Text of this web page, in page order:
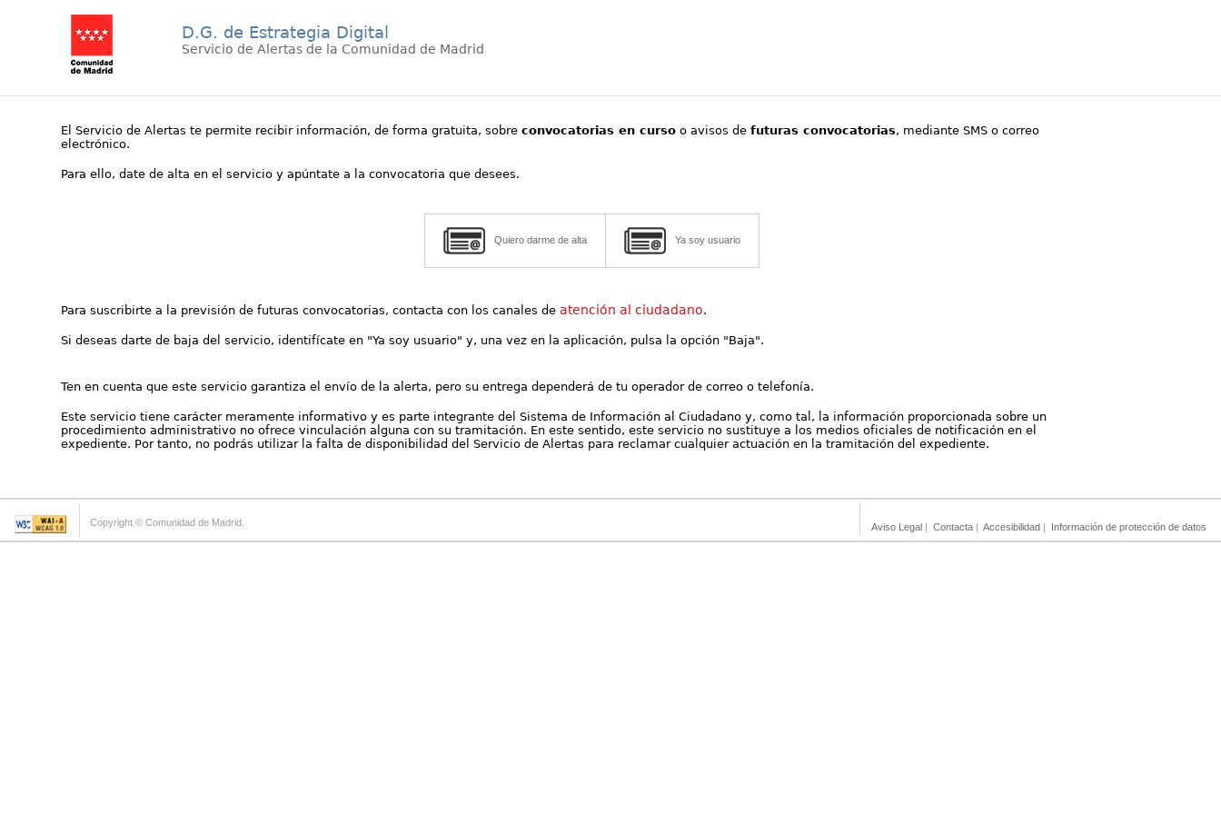
D.G. de Estrategia Digital
Servicio de Alertas de la Comunidad de Madrid
El Servicio de Alertas te permite recibir información, de forma gratuita, sobreconvocatorias en curso o avisos defuturas convocatorias, mediante SMS o correo
electrónico.
Para ello, date de alta en el servicio y apúntate a la convocatoria que desees.
Quiero darme de alta Ya soy usuario
Para suscribirte a la previsión de futuras convocatorias, contacta con los canales deatención al ciudadano.
Si deseas darte de baja del servicio, identifícate en "Ya soy usuario" y, una vez en la aplicación, pulsa la opción "Baja".
Ten en cuenta que este servicio garantiza el envío de la alerta, pero su entrega dependerá de tu operador de correo o telefonía.
Este servicio tiene carácter meramente informativo y es parte integrante del Sistema de Información al Ciudadano y, como tal, la información proporcionada sobre un
procedimiento administrativo no ofrece vinculación alguna con su tramitación. En este sentido, este servicio no sustituye a los medios oficiales de notificación en el
expediente. Por tanto, no podrás utilizar la falta de disponibilidad del Servicio de Alertas para reclamar cualquier actuación en la tramitación del expediente.
Copyright © Comunidad de Madrid. Aviso Legal | Contacta | Accesibilidad | Información de protección de datos